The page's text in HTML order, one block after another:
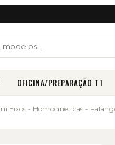
OFICINA/PREPARAÇÃO TT
Eixos - Homocinéticas -